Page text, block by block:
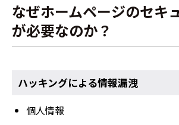
なぜホームページのセキ
が必要なのか？
ハッキングによる情報漏洩
個人情報